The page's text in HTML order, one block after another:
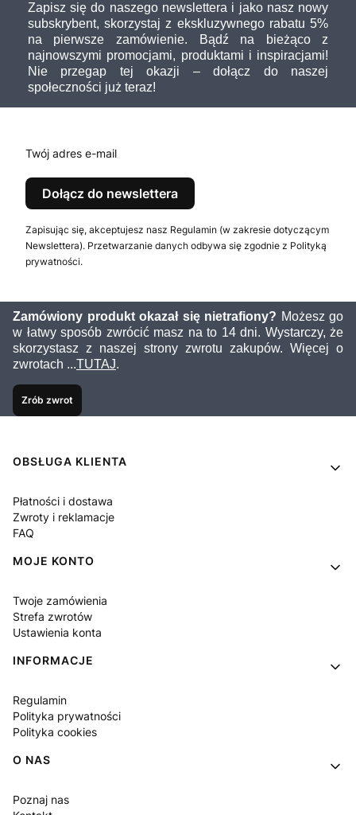
Zapisz się do naszego newslettera i jako nasz nowy
subskrybent, skorzystaj z ekskluzywnego rabatu 5%
na pierwsze zamówienie. Bądź na bieżąco z
najnowszymi promocjami, produktami i inspiracjami!
Nie przegap tej okazji – dołącz do naszej
społeczności już teraz!
Twój adres e-mail
Dołącz do newslettera
Zapisując się, akceptujesz nasz Regulamin (w zakresie dotyczącym
Newslettera). Przetwarzanie danych odbywa się zgodnie z Polityką
prywatności.
Zamówiony produkt okazał się nietrafiony? Możesz go
w łatwy sposób zwrócić masz na to 14 dni. Wystarczy, że
skorzystasz z naszej strony zwrotu zakupów. Więcej o
zwrotach ...TUTAJ.
Zrób zwrot
Linki w stopce
OBSŁUGA KLIENTA
Płatności i dostawa
Zwroty i reklamacje
FAQ
MOJE KONTO
Twoje zamówienia
Strefa zwrotów
Ustawienia konta
INFORMACJE
Regulamin
Polityka prywatności
Polityka cookies
O NAS
Poznaj nas